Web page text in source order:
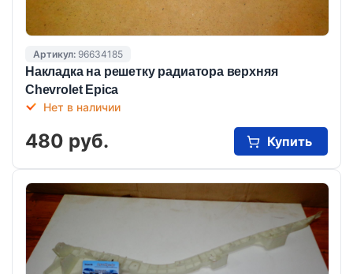
Артикул: 96634185
Накладка на решетку радиатора верхняя
Chevrolet Epica
Нет в наличии
480 руб. Купить